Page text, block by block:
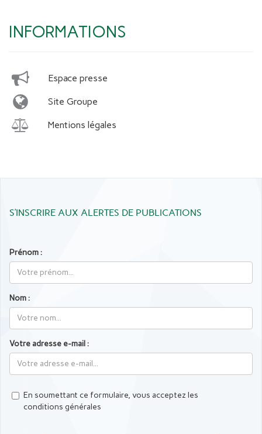
INFORMATIONS
Espace presse
Site Groupe
Mentions légales
S’INSCRIRE AUX ALERTES DE PUBLICATIONS
Prénom :
Nom :
Votre adresse e-mail :
En soumettant ce formulaire, vous acceptez les
conditions générales